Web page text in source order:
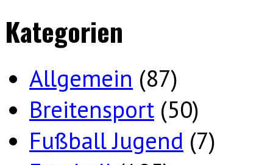
Kategorien
Allgemein (87)
Breitensport (50)
Fußball Jugend (7)